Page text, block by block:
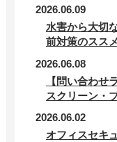
2026.06.09
水害から大切
前対策のススメ
2026.06.08
【問い合わせ
スクリーン・
2026.06.02
オフィスセキ